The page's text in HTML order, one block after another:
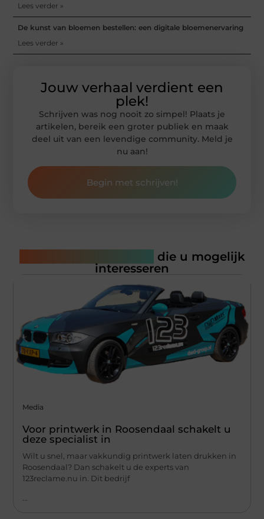
Lees verder »
De kunst van bloemen bestellen: een digitale bloemenervaring
Lees verder »
Jouw verhaal verdient een
plek!
Schrijven was nog nooit zo simpel! Plaats je
artikelen, bereik een groter publiek en maak
deel uit van een levendige community. Meld je
nu aan!
Begin met schrijven!
die u mogelijk
interesseren
Media
Voor printwerk in Roosendaal schakelt u
deze specialist in
Wilt u snel, maar vakkundig printwerk laten drukken in
Roosendaal? Dan schakelt u de experts van
123reclame.nu in. Dit bedrijf
...